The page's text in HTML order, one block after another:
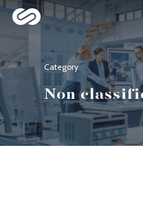
Hit enter to
Category
Non